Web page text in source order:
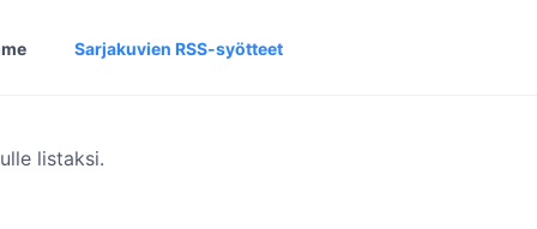
Sarjakuvien RSS-syötteet
listaksi.